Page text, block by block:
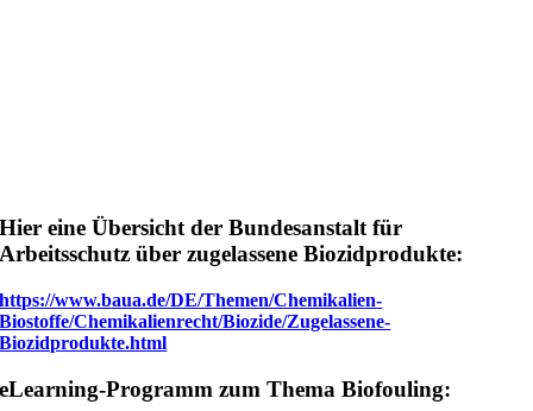
Hier eine Übersicht der Bundesanstalt für
Arbeitsschutz über zugelassene Biozidprodukte:
https://www.baua.de/DE/Themen/Chemikalien-
Biostoffe/Chemikalienrecht/Biozide/Zugelassene-
Biozidprodukte.html
eLearning-Programm zum Thema Biofouling: